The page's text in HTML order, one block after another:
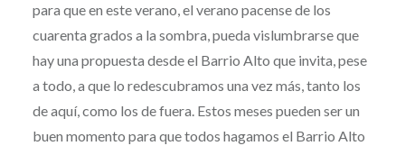
para que en este verano, el verano pacense de los
cuarenta grados a la sombra, pueda vislumbrarse que
hay una propuesta desde el Barrio Alto que invita, pese
a todo, a que lo redescubramos una vez más, tanto los
de aquí, como los de fuera. Estos meses pueden ser un
buen momento para que todos hagamos el Barrio Alto